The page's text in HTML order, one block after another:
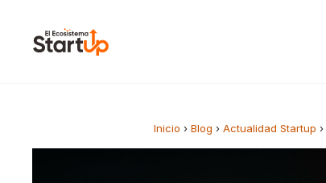
Inicio › Blog › Actualidad Startup ›